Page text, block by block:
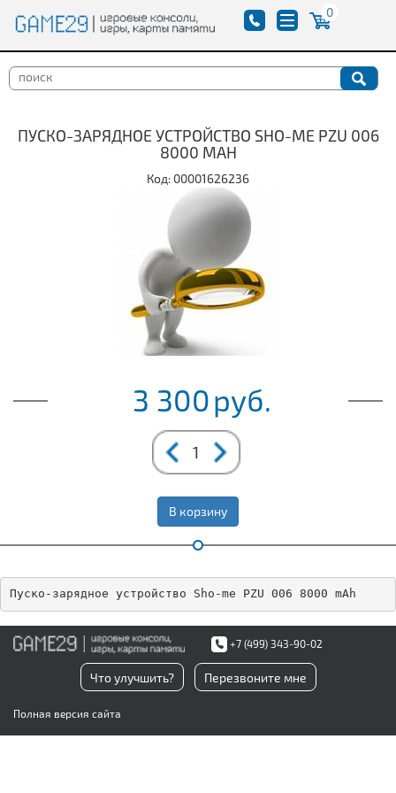
0
ПУСКО-ЗАРЯДНОЕ УСТРОЙСТВО SHO-ME PZU 006
8000 MAH
Код: 00001626236
3 300руб.
В корзину
Пуско-зарядное устройство Sho-me PZU 006 8000 mAh
+7 (499) 343-90-02
Что улучшить? Перезвоните мне
Полная версия сайта